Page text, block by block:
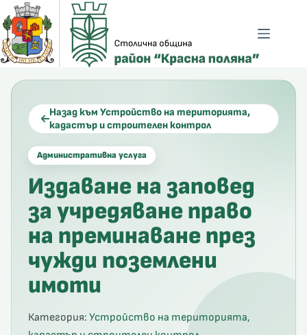
Skip
to
content
Назад към Устройство на територията,
кадастър и строителен контрол
Административна услуга
Издаване на заповед
за учредяване право
на преминаване през
чужди поземлени
имоти
Категория: Устройство на територията,
зрение